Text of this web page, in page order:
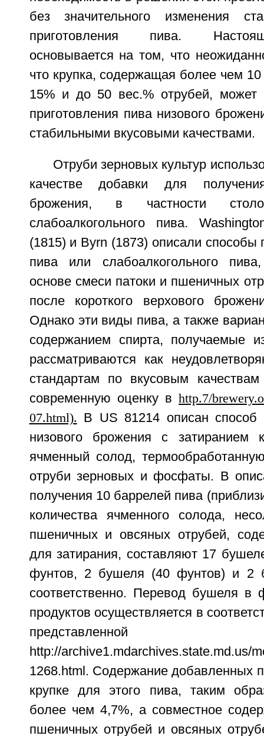
без значительного изменения
приготовления пива.
основывается на том, что
что крупка, содержащая более чем
15% и до 50 вес.% отрубей, может
приготовления пива низового
стабильными вкусовыми качествами.
Отруби зерновых культур
качестве добавки для
брожения, в частности
слабоалкогольного пива.
(1815) и Byrn (1873) описали способы
пива или слабоалкогольного
основе смеси патоки и пшеничных
после короткого верхового
Однако эти виды пива, а также
содержанием спирта, получаемые
рассматриваются как
стандартам по вкусовым
современную оценку вhttp.7/
07.html). В US 81214 описан способ
низового брожения с затиранием
ячменный солод,
отруби зерновых и фосфаты. В
получения 10 баррелей пива
количества ячменного солода,
пшеничных и овсяных отрубей,
для затирания, составляют 17
фунтов, 2 бушеля (40 фунтов) и 2
соответственно. Перевод бушеля в
продуктов осуществляется в
http://archive1.mdarchives.state.md.us/
1268.html. Содержание добавленных
крупке для этого пива, таким
более чем 4,7%, а совместное
пшеничных отрубей и овсяных